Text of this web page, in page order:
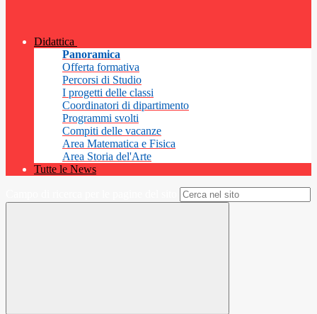
Didattica
Panoramica
Offerta formativa
Percorsi di Studio
I progetti delle classi
Coordinatori di dipartimento
Programmi svolti
Compiti delle vacanze
Area Matematica e Fisica
Area Storia del'Arte
Tutte le News